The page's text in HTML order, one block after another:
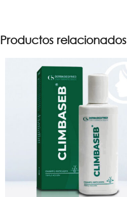
Productos relacionados